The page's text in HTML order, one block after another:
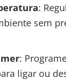
:
sem
:
ligar ou